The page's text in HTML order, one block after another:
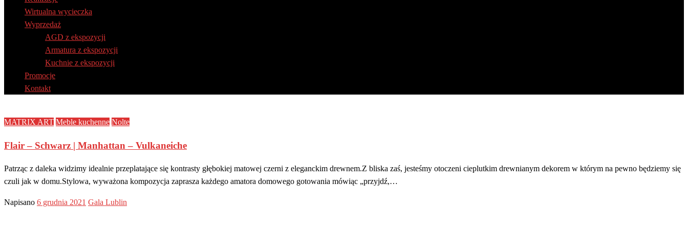
Wirtualna wycieczka
Wyprzedaż
AGD z ekspozycji
Armatura z ekspozycji
Kuchnie z ekspozycji
Promocje
Kontakt
MATRIX ART Meble kuchenne Nolte
Flair – Schwarz | Manhattan – Vulkaneiche
Patrząc z daleka widzimy idealnie przeplatające się kontrasty głębokiej matowej czerni z eleganckim drewnem.Z bliska zaś, jesteśmy otoczeni cieplutkim drewnianym dekorem w którym na pewno będziemy się
czuli jak w domu.Stylowa, wyważona kompozycja zaprasza każdego amatora domowego gotowania mówiąc „przyjdź,…
Napisano 6 grudnia 2021 Gala Lublin